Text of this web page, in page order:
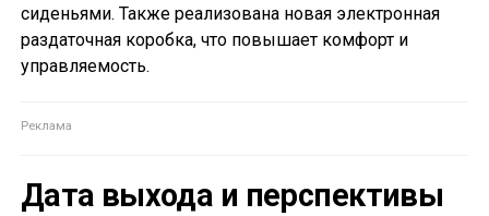
сиденьями. Также реализована новая электронная
раздаточная коробка, что повышает комфорт и
управляемость.
Дата выхода и перспективы